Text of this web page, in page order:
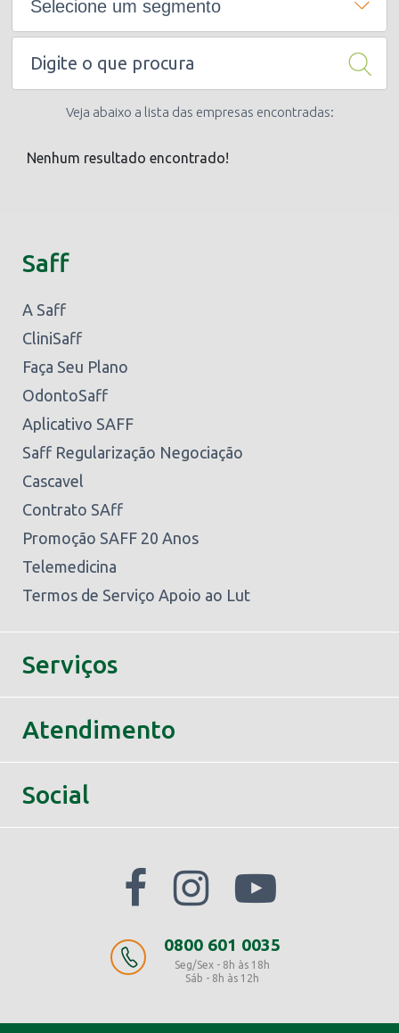
Selecione um segmento
Veja abaixo a lista das empresas encontradas:
Nenhum resultado encontrado!
Saff
A Saff
CliniSaff
Faça Seu Plano
OdontoSaff
Aplicativo SAFF
Saff Regularização Negociação
Cascavel
Contrato SAff
Promoção SAFF 20 Anos
Telemedicina
Termos de Serviço Apoio ao Lut
Serviços
Atendimento
Social
0800 601 0035
Seg/Sex - 8h às 18h
Sáb - 8h às 12h